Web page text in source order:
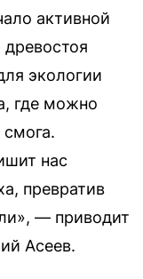
активной
древостоя
экологии
где можно
нас
превратив
— приводит
Асеев.